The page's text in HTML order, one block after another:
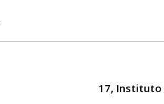
17, Instituto